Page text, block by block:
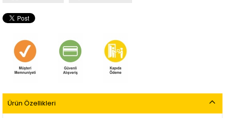
Ürün Özellikleri